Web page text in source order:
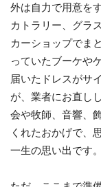
外は自力で用意を
カトラリー、グラ
カーショップでま
っていたブーケや
届いたドレスがサ
が、業者にお直し
会や牧師、音響、
くれたおかげで、
一生の思い出です。